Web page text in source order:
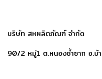
บริษัท สหผลิตภัณฑ์ จำกัด
90/2 หมู่1 ต.หนองซ้ำซาก อ.บ้